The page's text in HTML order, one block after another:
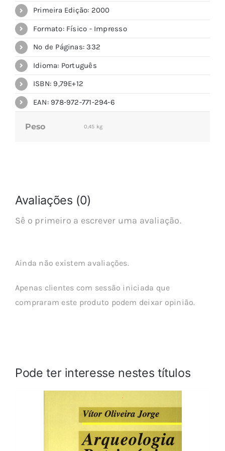
Primeira Edição: 2000
Formato: Físico - Impresso
Nº de Páginas: 332
Idioma: Português
ISBN: 9,79E+12
EAN: 978-972-771-294-6
Peso 0,45 kg
Avaliações (0)
Sê o primeiro a escrever uma avaliação.
Ainda não existem avaliações.
Apenas clientes com sessão iniciada que
compraram este produto podem deixar opinião.
Pode ter interesse nestes títulos